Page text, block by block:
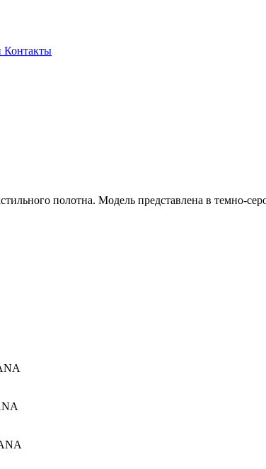
Контакты
полотна. Модель представлена в темно-